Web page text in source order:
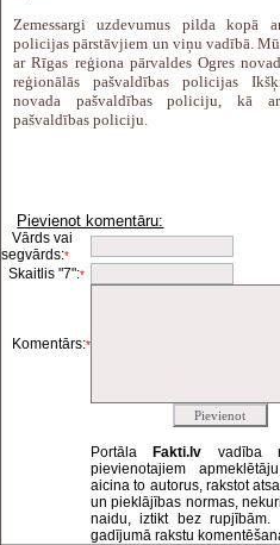
Zemessargi uzdevumus pilda kopā
policijas pārstāvjiem un viņu vadībā.
ar Rīgas reģiona pārvaldes Ogres
reģionālās pašvaldības policijas
novada pašvaldības policiju, kā
pašvaldības policiju.
Pievienot komentāru:
Vārds vai
segvārds:*
Skaitlis "7":*
Komentārs:*
Portāla Fakti.lv vadība
pievienotajiem
aicina to autorus, rakstot
un pieklājības normas,
naidu, iztikt bez rupjībām.
gadījumā rakstu